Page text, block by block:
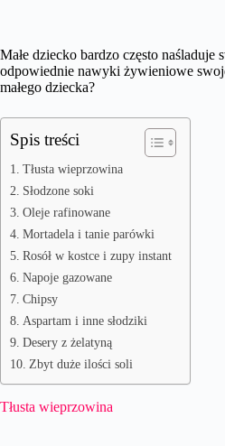
Małe dziecko bardzo często
odpowiednie nawyki żywieniowe
małego dziecka?
Spis treści
Tłusta wieprzowina
Słodzone soki
Oleje rafinowane
Mortadela i tanie parówki
Rosół w kostce i zupy instant
Napoje gazowane
Chipsy
Aspartam i inne słodziki
Desery z żelatyną
Zbyt duże ilości soli
Tłusta wieprzowina